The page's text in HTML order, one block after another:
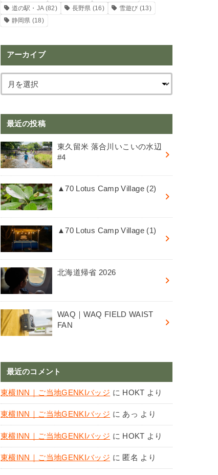
道の駅・JA(82) 長野県 (16) 雪遊び (13)
静岡県 (18)
アーカイブ
最近の投稿
東久留米 落合川いこいの水辺
#4
▲70 Lotus Camp Village (2)
▲70 Lotus Camp Village (1)
北海道帰省 2026
WAQ｜WAQ FIELD WAIST
FAN
最近のコメント
東横INN｜ご当地GENKIバッジ に HOKT より
東横INN｜ご当地GENKIバッジ に あっ より
東横INN｜ご当地GENKIバッジ に HOKT より
東横INN｜ご当地GENKIバッジ に 匿名 より